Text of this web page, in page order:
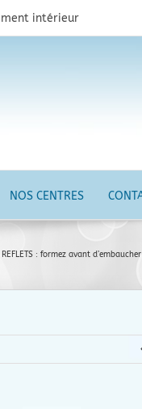
intérieur
NOS CENTRES
REFLETS : formez avant